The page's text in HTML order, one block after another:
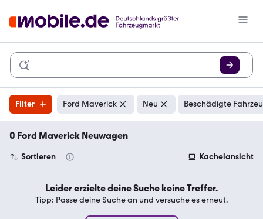
Filter Ford Maverick Neu Beschädigte
0 Ford Maverick Neuwagen
Sortieren Kachelansicht
Leider erzielte deine Suche keine Treffer.
Tipp: Passe deine Suche an und versuche es erneut.